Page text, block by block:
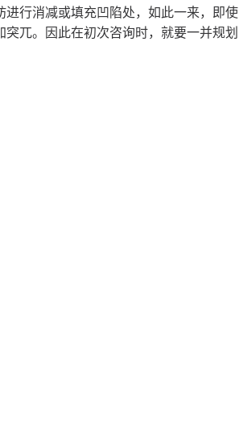
行消减或填充凹陷处，如此一来，即使
兀。因此在初次咨询时，就要一并规划